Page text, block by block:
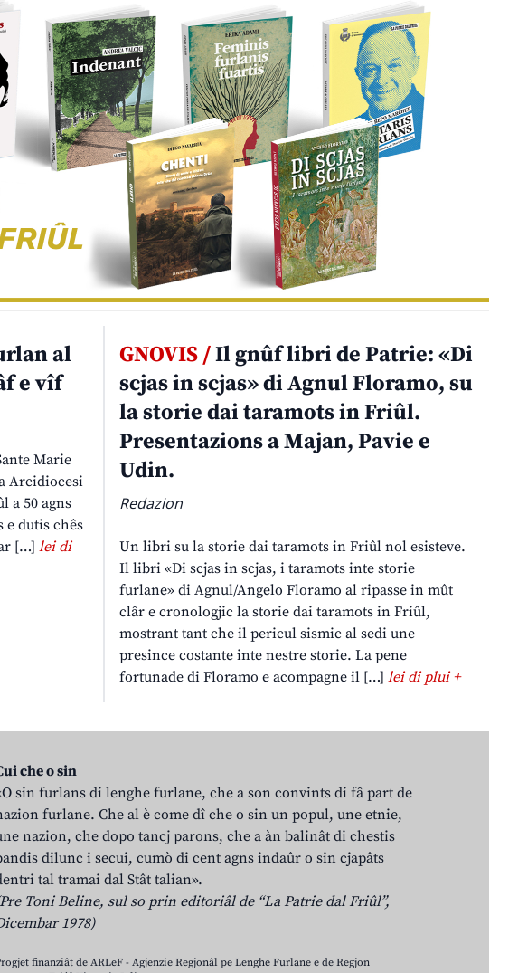
al
e vîf
Marie
Arcidiocesi
a 50 agns
dutis chês
[…] lei di
GNOVIS /Il gnûf libri de Patrie: «Di
scjas in scjas» di Agnul Floramo, su
la storie dai taramots in Friûl.
Presentazions a Majan, Pavie e
Udin.
Redazion
Un libri su la storie dai taramots in Friûl nol esisteve.
Il libri «Di scjas in scjas, i taramots inte storie
furlane» di Agnul/Angelo Floramo al ripasse in mût
clâr e cronologjic la storie dai taramots in Friûl,
mostrant tant che il pericul sismic al sedi une
presince costante inte nestre storie. La pene
fortunade di Floramo e acompagne il […]lei di plui +
che o sin
sin furlans di lenghe furlane, che a son convints di fâ part de
furlane. Che al è come dî che o sin un popul, une etnie,
nazion, che dopo tancj parons, che a àn balinât di chestis
dilunc i secui, cumò di cent agns indaûr o sin cjapâts
tal tramai dal Stât talian».
Toni Beline, sul so prin editoriâl de “La Patrie dal Friûl”,
1978)
finanziât de ARLeF - Agjenzie Regjonâl pe Lenghe Furlane e de Regjon